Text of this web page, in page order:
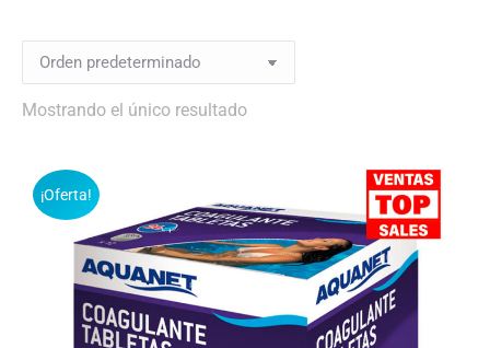
Mostrando el único resultado
¡Oferta!